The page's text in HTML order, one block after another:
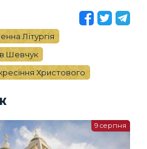
Літургія
Шевчук
Христового
9 серпня